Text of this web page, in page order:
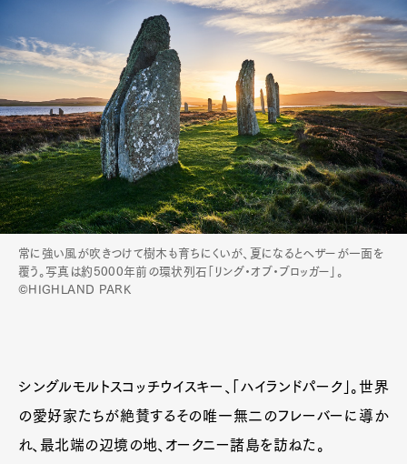
常に強い風が吹きつけて樹木も育ちにくいが、夏になるとヘザーが一面を
覆う。写真は約5000年前の環状列石「リング・オブ・ブロッガー」。
©HIGHLAND PARK
シングルモルトスコッチウイスキー、「ハイランドパーク」。世界
の愛好家たちが絶賛するその唯一無二のフレーバーに導か
れ、最北端の辺境の地、オークニー諸島を訪ねた。